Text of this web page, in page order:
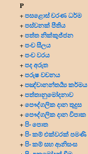
P
+පසළොස් චරණ ධර්ම
+පස්වනක් පීතිය
+පත්ත නික්කුජ්ජන
+පංච සීලය
+පංච වරය
+පද අරුත
+පරුෂ වචනය
+පඤ්චානන්තර්‍ය්‍ය කර්මය
+පත්තානුමෝදනාව
+පෞද්ගලික දානතුදුස
+පෞද්ගලික දාන විපාක
+පිං පොත
+පිං කම් එක්වරක් පමණි
+පිං කම් සහ ආනිසංස